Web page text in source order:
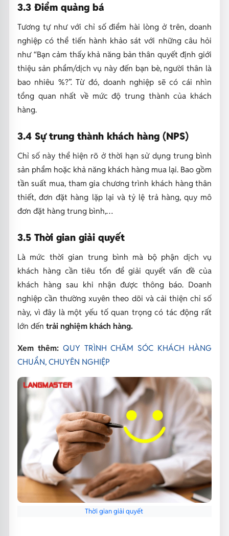
3.3 Điểm quảng bá
Tương tự như với chỉ số điểm hài lòng ở trên, doanh
nghiệp có thể tiến hành khảo sát với những câu hỏi
như “Bạn cảm thấy khả năng bản thân quyết định giới
thiệu sản phẩm/dịch vụ này đến bạn bè, người thân là
bao nhiêu %?”. Từ đó, doanh nghiệp sẽ có cái nhìn
tổng quan nhất về mức độ trung thành của khách
hàng.
3.4 Sự trung thành khách hàng (NPS)
Chỉ số này thể hiện rõ ở thời hạn sử dụng trung bình
sản phẩm hoặc khả năng khách hàng mua lại. Bao gồm
tần suất mua, tham gia chương trình khách hàng thân
thiết, đơn đặt hàng lặp lại và tỷ lệ trả hàng, quy mô
đơn đặt hàng trung bình,…
3.5 Thời gian giải quyết
Là mức thời gian trung bình mà bộ phận dịch vụ
khách hàng cần tiêu tốn để giải quyết vấn đề của
khách hàng sau khi nhận được thông báo. Doanh
nghiệp cần thường xuyên theo dõi và cải thiện chỉ số
này, vì đây là một yếu tố quan trọng có tác động rất
lớn đến trải nghiệm khách hàng.
Xem thêm: QUY TRÌNH CHĂM SÓC KHÁCH HÀNG
CHUẨN, CHUYÊN NGHIỆP
Thời gian giải quyết